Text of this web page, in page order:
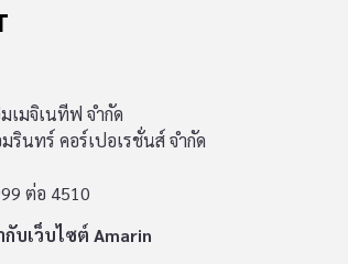
เมจิเนทีฟ จำกัด
รินทร์ คอร์เปอเรชั่นส์ จำกัด
ต่อ 4510
บเว็บไซต์ Amarin